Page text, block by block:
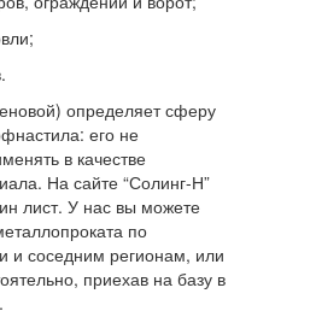
определяет сферу
его не
в качестве
На сайте “Солинг-Н”
лист. У нас вы можете
по
и соседним регионам, или
приехав на базу в